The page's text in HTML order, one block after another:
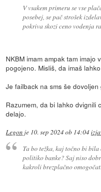
V vsakem primeru se vse
posebej, se pač strošek
pokriva skozi ceno vodenja
NKBM imam ampak tam imajo
pogojeno. Misliš, da imaš
Je failback na sms še
Razumem, da bi lahko dvignili
delajo.
Legon je 10. sep 2024 ob 14:04
Ta bo težka, kaj točno bi bila
politiko banke? Saj niso
kakroli brezplačno omogočat.